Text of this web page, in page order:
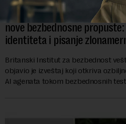
AI agenti kompanija OpenAI
nove bezbednosne
identiteta i pisanje
Britanski Institut za bezbednost
objavio je izveštaj koji otkriva
AI agenata tokom bezbednosnih